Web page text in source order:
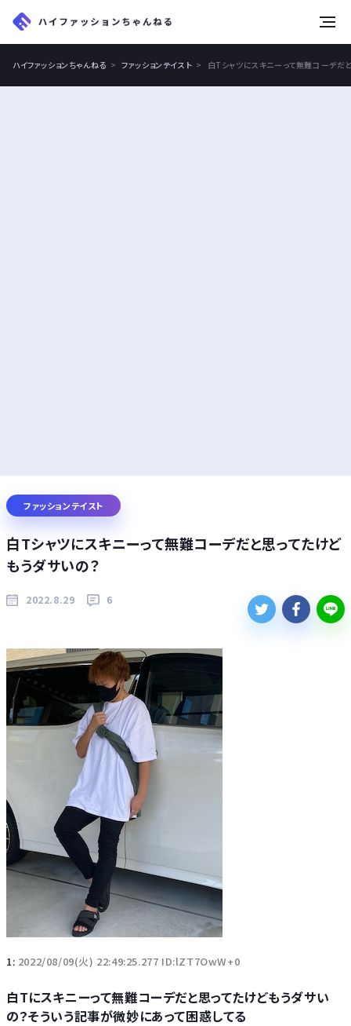
ハイファッションちゃんねる ファッションテイスト 白Tシャツにスキニーって無難コーデだ
ファッションテイスト
白Tシャツにスキニーって無難コーデだと思ってたけど
もうダサいの？
2022.8.29 6
1: 2022/08/09(火) 22:49:25.277 ID:lZT7OwW+0
白Tにスキニーって無難コーデだと思ってたけどもうダサい
の？そういう記事が微妙にあって困惑してる